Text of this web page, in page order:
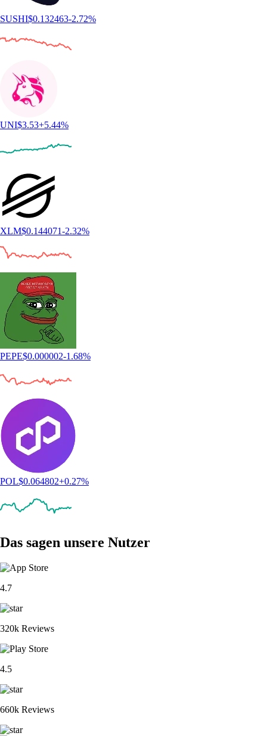
SUSHI$0.132463-2.72%
UNI$3.53+5.44%
XLM$0.144071-2.32%
PEPE$0.000002-1.68%
POL$0.064802+0.27%
Das sagen unsere Nutzer
4.7
320k Reviews
4.5
660k Reviews